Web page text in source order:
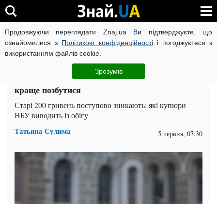
Продовжуючи переглядати Znaj.ua Ви підтверджуєте, що
ознайомилися з Політикою конфіденційностіі погоджуєтеся з
використанням файлів cookie.
Зрозумів
ВІЙНА РОСІЇ ПРОТИ УКРАЇНИ КОРОНАВІРУС В УКРАЇНІ
ЧИТАТЬ НА РУССКОМ
Банкноти виводять із обігу: яких грошей
краще позбутися
Старі 200 гривень поступово зникають: які купюри
НБУ виводить із обігу
Татьяна Сулима 5 червня, 07:30